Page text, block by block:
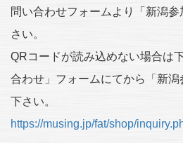
問い合わせフォームより「新潟
さい。
QRコードが読み込めない場合は
合わせ」フォームにてから「新
下さい。
https://musing.jp/fat/shop/